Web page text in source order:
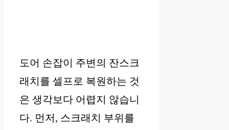
도어 손잡이 주변의 잔스크
래치를 셀프로 복원하는 것
은 생각보다 어렵지 않습니
다. 먼저, 스크래치 부위를